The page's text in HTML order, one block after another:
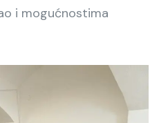
i mogućnostima